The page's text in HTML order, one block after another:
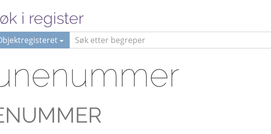
i register